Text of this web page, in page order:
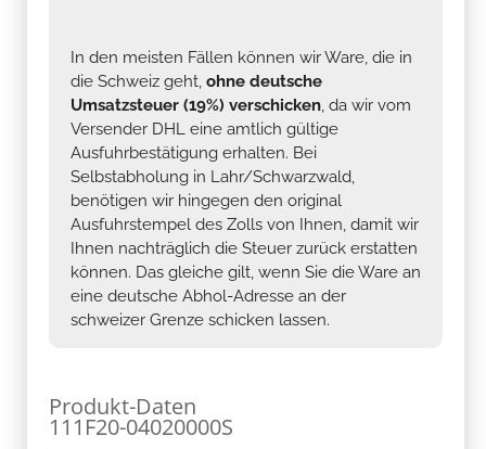
In den meisten Fällen können wir Ware, die in
die Schweiz geht, ohne deutsche
Umsatzsteuer (19%) verschicken, da wir vom
Versender DHL eine amtlich gültige
Ausfuhrbestätigung erhalten. Bei
Selbstabholung in Lahr/Schwarzwald,
benötigen wir hingegen den original
Ausfuhrstempel des Zolls von Ihnen, damit wir
Ihnen nachträglich die Steuer zurück erstatten
können. Das gleiche gilt, wenn Sie die Ware an
eine deutsche Abhol-Adresse an der
schweizer Grenze schicken lassen.
Produkt-Daten
111F20-04020000S